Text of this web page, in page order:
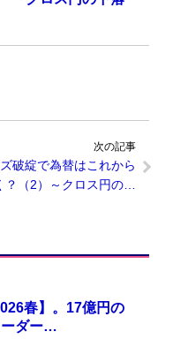
次の記事
破綻で為替はこれから
？（2）～クロス円の…
春】。17億円の
ーダー…